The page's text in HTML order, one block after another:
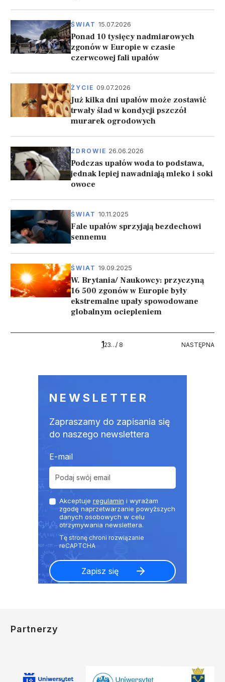
ŚWIAT 15.07.2026
Ponad 10 tysięcy nadmiarowych
zgonów w Europie w czasie
czerwcowej fali upałów
ŻYCIE 09.07.2026
Już kilka dni upałów może zostawić
trwały ślad w kondycji pszczół
murarek ogrodowych
ZDROWIE 26.06.2026
Podczas upałów woda to podstawa,
jednak lepiej nawadniają mleko i soki
owoce
ŚWIAT 10.11.2025
Fale upałów sprzyjają bezdechowi
sennemu
ŚWIAT 19.09.2025
W. Brytania/ Naukowcy: przyczyną
16 500 zgonów w Europie były
ekstremalne upały spowodowane
globalnym ociepleniem
123…/ 8
8 NASTĘPNA
NASTĘPNA
NEWSLETTER
Zapraszamy do zapisania się
do naszego newslettera
E-mail
Akceptuje regulamin i wyrażam
zgodę naprzetwarzanie powyższych
danych osobowych w celu
otrzymywania newslettera.
Partnerzy